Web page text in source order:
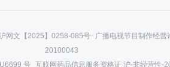
网文【2025】0258-085号 广播电视节目制作经
20100043
号 互联网药品信息服务资格证 沪-非经营性-